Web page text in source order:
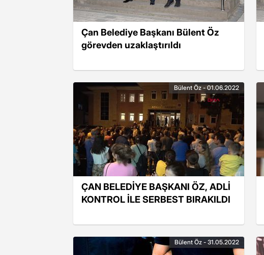
Çan Belediye Başkanı Bülent Öz
görevden uzaklaştırıldı
ÇAN BELEDİYE BAŞKANI ÖZ, ADLİ
KONTROL İLE SERBEST BIRAKILDI
Bülent Öz - 01.06.2022
Bülent Öz - 31.05.2022